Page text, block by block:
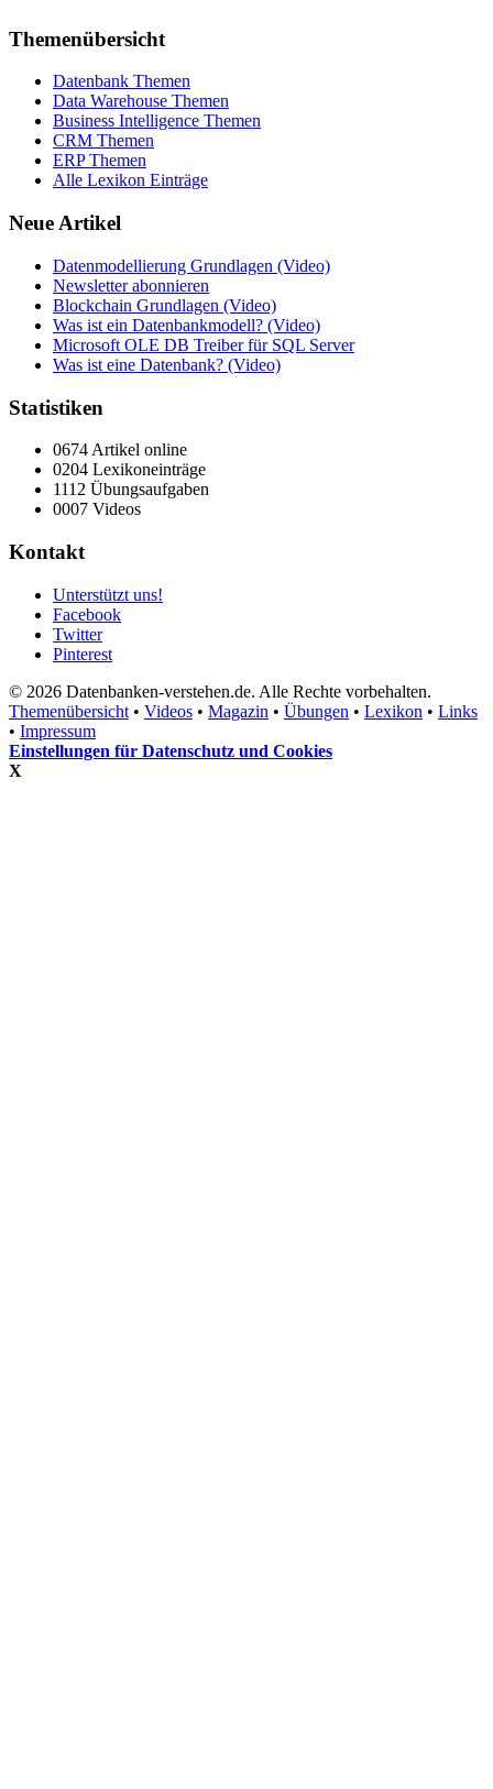
Themenübersicht
Datenbank Themen
Data Warehouse Themen
Business Intelligence Themen
CRM Themen
ERP Themen
Alle Lexikon Einträge
Neue Artikel
Datenmodellierung Grundlagen (Video)
Newsletter abonnieren
Blockchain Grundlagen (Video)
Was ist ein Datenbankmodell? (Video)
Microsoft OLE DB Treiber für SQL Server
Was ist eine Datenbank? (Video)
Statistiken
0674 Artikel online
0204 Lexikoneinträge
1112 Übungsaufgaben
0007 Videos
Kontakt
Unterstützt uns!
Facebook
Twitter
Pinterest
© 2026 Datenbanken-verstehen.de. Alle Rechte vorbehalten.
Themenübersicht • Videos • Magazin • Übungen • Lexikon • Links
• Impressum
Einstellungen für Datenschutz und Cookies
X